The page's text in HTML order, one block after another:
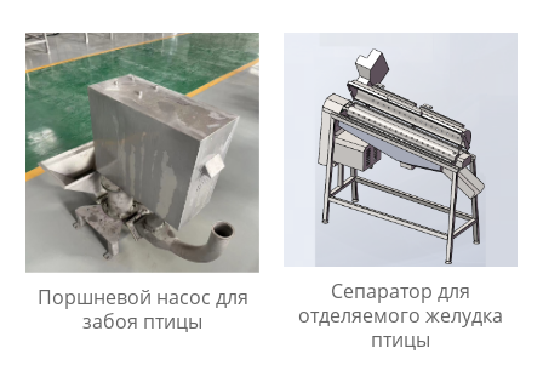
Поршневой насос для
забоя птицы
Сепаратор для
отделяемого желудка
птицы